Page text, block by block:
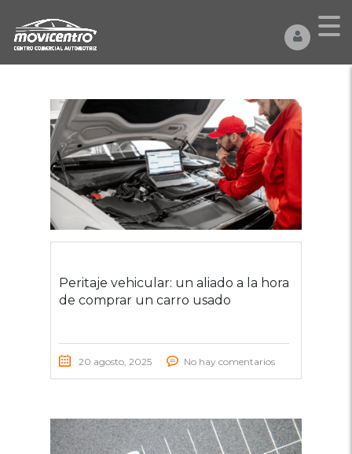
Peritaje vehicular: un aliado a la hora
de comprar un carro usado
20 agosto, 2025 No hay comentarios